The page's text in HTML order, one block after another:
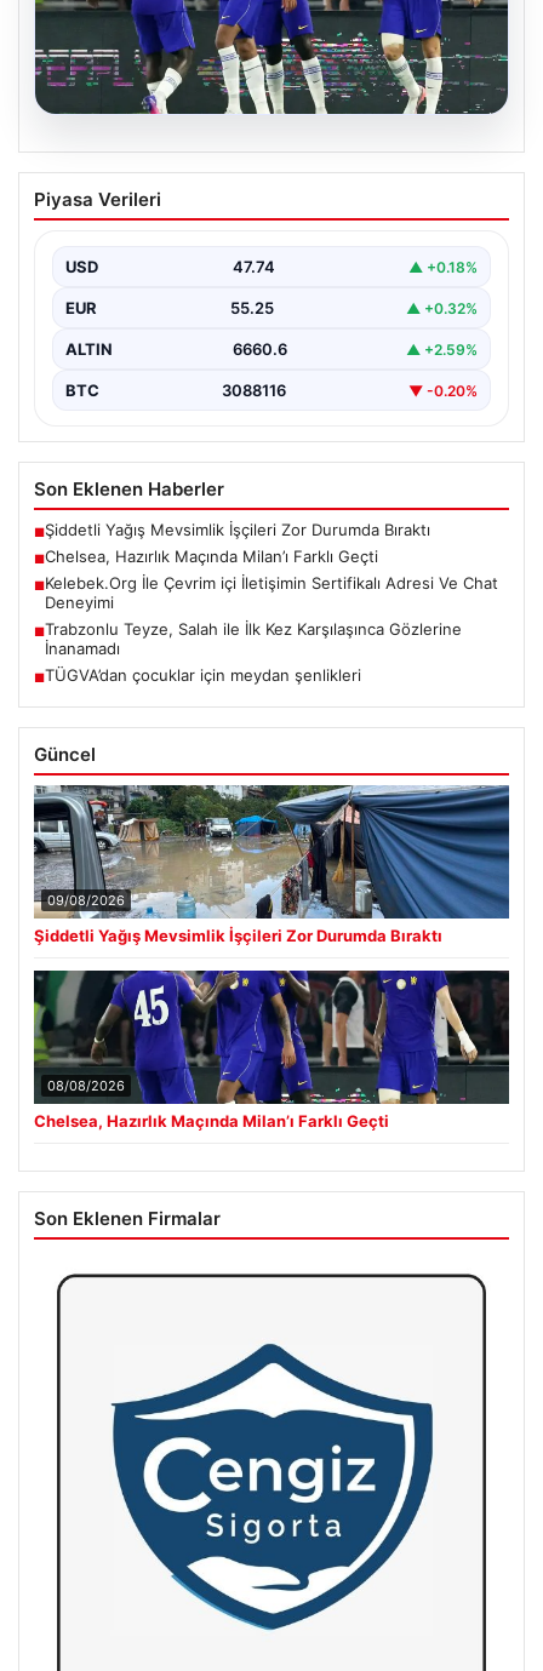
08.08.2026
Chelsea, Hazırlık Maçında Milan’ı Farklı
Geçti
sürdürdüğü dönemde önemli rakiplerinden Milan ile
karşı karşıya…
Piyasa Verileri
USD 47.74 ▲ +0.18%
EUR 55.25 ▲ +0.32%
ALTIN 6660.6 ▲ +2.59%
BTC 3088116 ▼ -0.20%
Son Eklenen Haberler
■Şiddetli Yağış Mevsimlik İşçileri Zor Durumda Bıraktı
■Chelsea, Hazırlık Maçında Milan’ı Farklı Geçti
■Kelebek.Org İle Çevrim içi İletişimin Sertifikalı Adresi Ve Chat
Deneyimi
■Trabzonlu Teyze, Salah ile İlk Kez Karşılaşınca Gözlerine
İnanamadı
■TÜGVA’dan çocuklar için meydan şenlikleri
Güncel
09/08/2026
Şiddetli Yağış Mevsimlik İşçileri Zor Durumda Bıraktı
08/08/2026
Chelsea, Hazırlık Maçında Milan’ı Farklı Geçti
Son Eklenen Firmalar